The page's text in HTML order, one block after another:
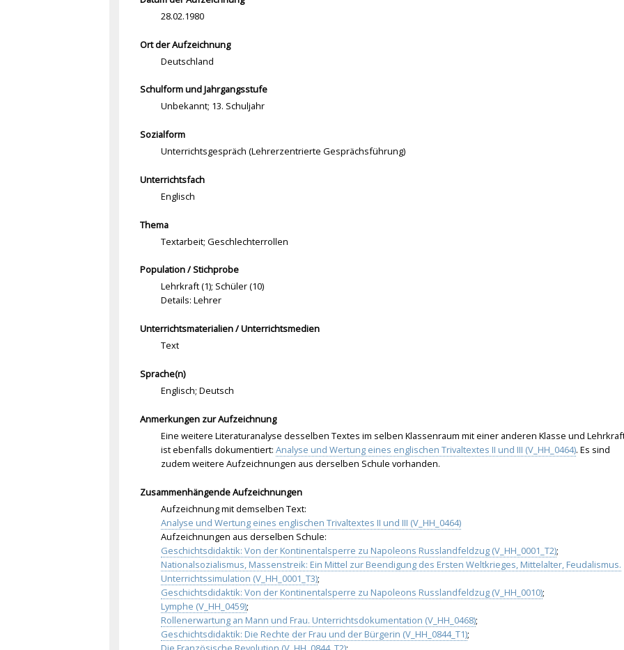
28.02.1980
Ort der Aufzeichnung
Deutschland
Schulform und Jahrgangsstufe
Unbekannt; 13. Schuljahr
Sozialform
Unterrichtsgespräch (Lehrerzentrierte Gesprächsführung)
Unterrichtsfach
Englisch
Thema
Textarbeit; Geschlechterrollen
Population / Stichprobe
Lehrkraft (1); Schüler (10)
Details: Lehrer
Unterrichtsmaterialien / Unterrichtsmedien
Text
Sprache(n)
Englisch; Deutsch
Anmerkungen zur Aufzeichnung
Eine weitere Literaturanalyse desselben Textes im selben Klassenraum mit einer anderen Klasse und
ist ebenfalls dokumentiert: Analyse und Wertung eines englischen Trivaltextes II und III (V_HH_0464). Es sind
zudem weitere Aufzeichnungen aus derselben Schule vorhanden.
Zusammenhängende Aufzeichnungen
Aufzeichnung mit demselben Text:
Analyse und Wertung eines englischen Trivaltextes II und III (V_HH_0464)
Aufzeichnungen aus derselben Schule:
Geschichtsdidaktik: Von der Kontinentalsperre zu Napoleons Russlandfeldzug (V_HH_0001_T2);
Nationalsozialismus, Massenstreik: Ein Mittel zur Beendigung des Ersten Weltkrieges, Mittelalter, Feudalismus.
Unterrichtssimulation (V_HH_0001_T3);
Geschichtsdidaktik: Von der Kontinentalsperre zu Napoleons Russlandfeldzug (V_HH_0010);
Lymphe (V_HH_0459);
Rollenerwartung an Mann und Frau. Unterrichtsdokumentation (V_HH_0468);
Geschichtsdidaktik: Die Rechte der Frau und der Bürgerin (V_HH_0844_T1);